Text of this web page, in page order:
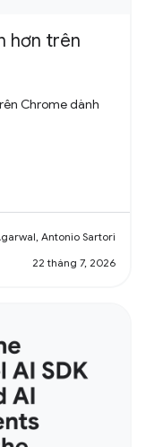
hơn trên
Chrome dành
Antonio Sartori
22 tháng 7, 2026